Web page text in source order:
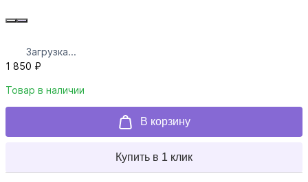
Загрузка...
1 850 ₽
Товар в наличии
В корзину
Купить в 1 клик